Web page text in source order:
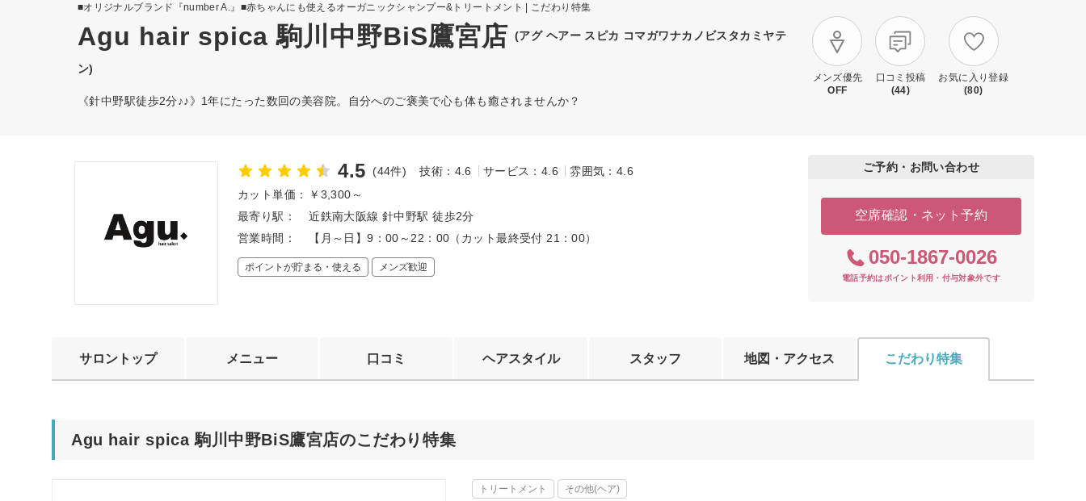
■オリジナルブランド『number A.』■赤ちゃんにも使えるオーガニックシャンプー&トリートメント | こだわり特集
Agu hair spica 駒川中野BiS鷹宮店 (アグ ヘアー スピカ コマガワナカノビスタカミヤテ
ン)
《針中野駅徒歩2分♪♪》1年にたった数回の美容院。自分へのご褒美で心も体も癒されませんか？
メンズ優先
OFF
口コミ投稿
(44)
お気に入り登録
(80)
4.5 (44件) 技術：4.6 サービス：4.6
雰囲気：4.6
カット単価：
￥3,300～
最寄り駅：
近鉄南大阪線 針中野駅 徒歩2分
営業時間：
【月～日】9：00～22：00（カット最終受付 21：00）
ポイントが貯まる・使える メンズ歓迎
ご予約・お問い合わせ
空席確認・ネット予約
050-1867-0026
電話予約はポイント利用・付与対象外です
サロントップ メニュー 口コミ ヘアスタイル スタッフ 地図・アクセス こだわり特集
Agu hair spica 駒川中野BiS鷹宮店のこだわり特集
トリートメント その他(ヘア)